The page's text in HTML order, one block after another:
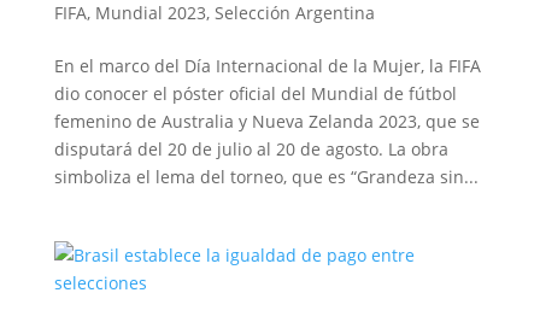
FIFA, Mundial 2023, Selección Argentina
En el marco del Día Internacional de la Mujer, la FIFA
dio conocer el póster oficial del Mundial de fútbol
femenino de Australia y Nueva Zelanda 2023, que se
disputará del 20 de julio al 20 de agosto. La obra
simboliza el lema del torneo, que es “Grandeza sin...